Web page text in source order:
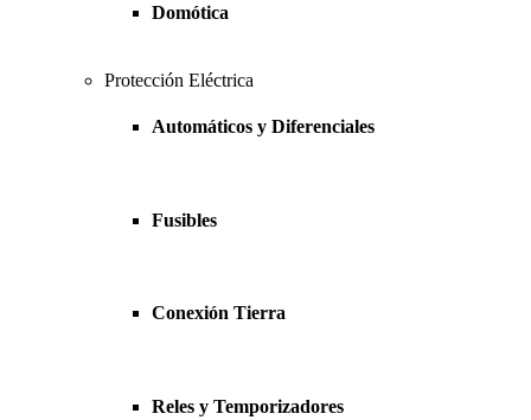
Domótica
Protección Eléctrica
Automáticos y Diferenciales
Fusibles
Conexión Tierra
Reles y Temporizadores